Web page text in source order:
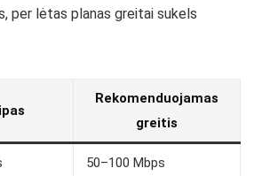
per lėtas planas greitai sukels
Rekomenduojamas
greitis
50–100 Mbps